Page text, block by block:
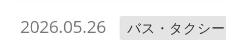
2026.05.26 バス・タクシー